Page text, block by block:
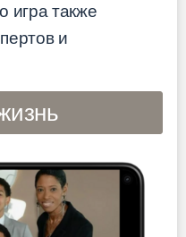
игра также
и